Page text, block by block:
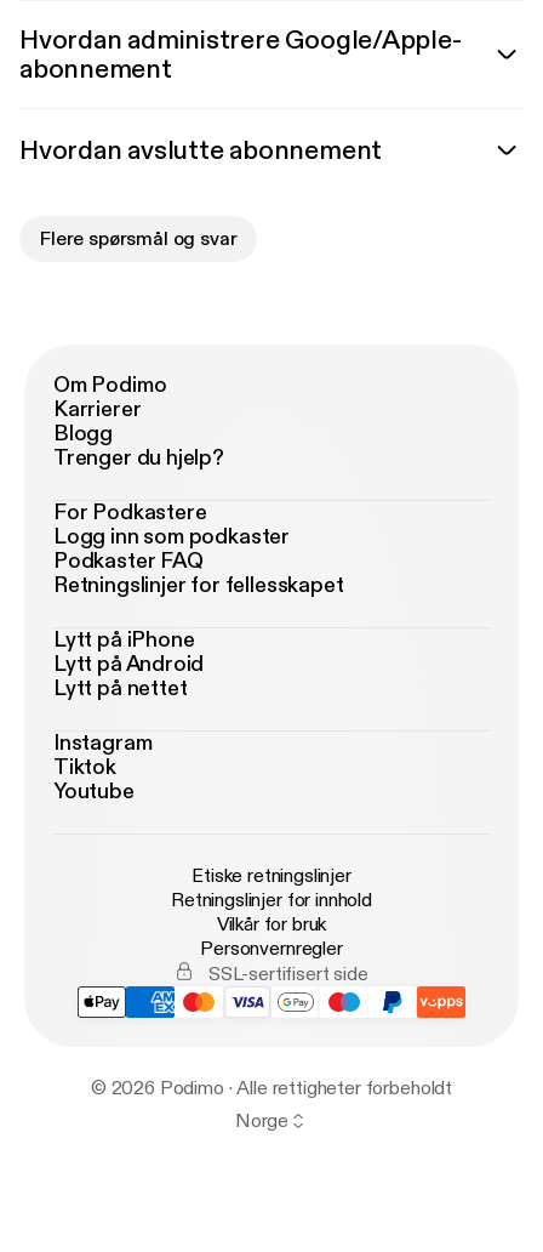
Hvordan administrere Google/Apple-
abonnement
Hvordan avslutte abonnement
Flere spørsmål og svar
Om Podimo
Karrierer
Blogg
Trenger du hjelp?
For Podkastere
Logg inn som podkaster
Podkaster FAQ
Retningslinjer for fellesskapet
Lytt på iPhone
Lytt på Android
Lytt på nettet
Instagram
Tiktok
Youtube
Etiske retningslinjer
Retningslinjer for innhold
Vilkår for bruk
Personvernregler
SSL-sertifisert side
© 2026 Podimo · Alle rettigheter forbeholdt
Norge